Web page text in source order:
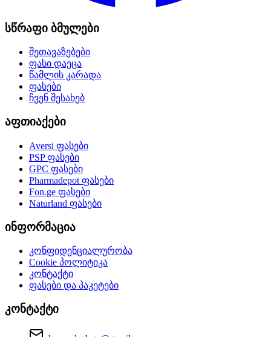
სწრაფი ბმულები
შეთავაზებები
ფასი დაეცა
წამლის კარადა
ფასები
ჩვენ შესახებ
აფთიაქები
Aversi ფასები
PSPფასები
GPC ფასები
Pharmadepot ფასები
Fon.ge ფასები
Naturland ფასები
ინფორმაცია
კონფიდენციალურობა
Cookie პოლიტიკა
კონტაქტი
ფასები და პაკეტები
კონტაქტი